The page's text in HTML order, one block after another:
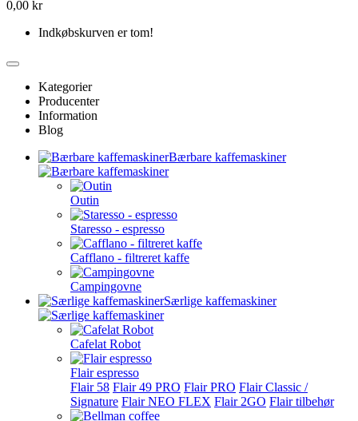
0,00 kr
Indkøbskurven er tom!
Kategorier
Producenter
Information
Blog
Bærbare kaffemaskiner
Outin
Staresso - espresso
Cafflano - filtreret kaffe
Campingovne
Særlige kaffemaskiner
Cafelat Robot
Flair espresso
Flair 58 Flair 49 PRO Flair PRO Flair Classic /
Signature Flair NEO FLEX Flair 2GO Flair tilbehør